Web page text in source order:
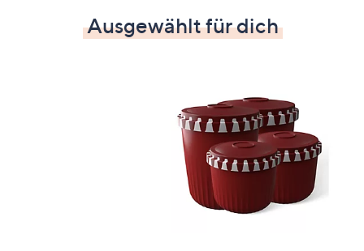
Ausgewählt für dich